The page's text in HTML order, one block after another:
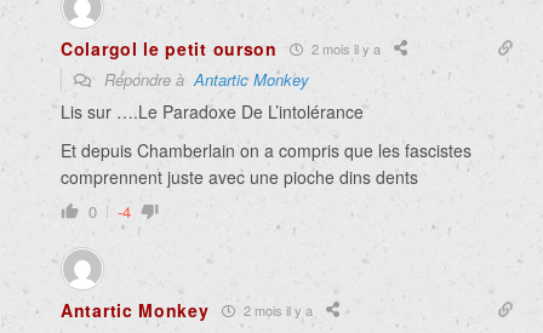
Colargol le petit ourson 2 mois il y a
Répondre àAntartic Monkey
Lis sur ….Le Paradoxe De L’intolérance
Et depuis Chamberlain on a compris que les fascistes
comprennent juste avec une pioche dins dents
0 -4
Antartic Monkey 2 mois il y a